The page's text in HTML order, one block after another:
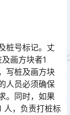
桩号标记。丈
画方块者1
写桩及画方块
人员必须确保
。同时，如果
人，负责打桩标